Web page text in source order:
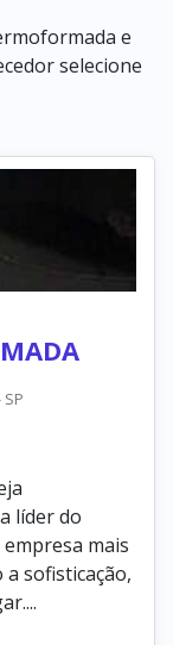
e
selecione
líder do
mais
sofisticação,